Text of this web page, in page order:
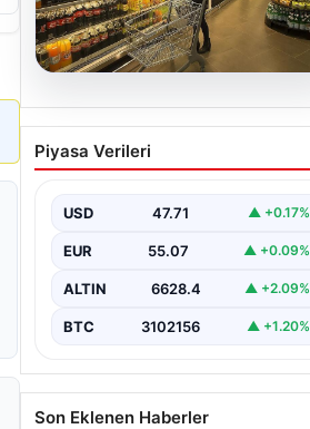
Enflasyon verileri ne
zaman açıklanacak? 2026
verileri
Piyasa Verileri
USD 47.71 ▲ +0.17%
EUR 55.07 ▲ +0.09%
ALTIN 6628.4 ▲ +2.09%
BTC 3102156 ▲ +1.20%
Son Eklenen Haberler